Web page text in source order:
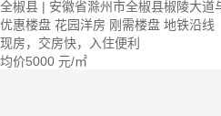
全椒县 | 安徽省滁州市全椒县椒陵大道
优惠楼盘 花园洋房 刚需楼盘 地铁沿线
现房，交房快，入住便利
均价5000 元/㎡